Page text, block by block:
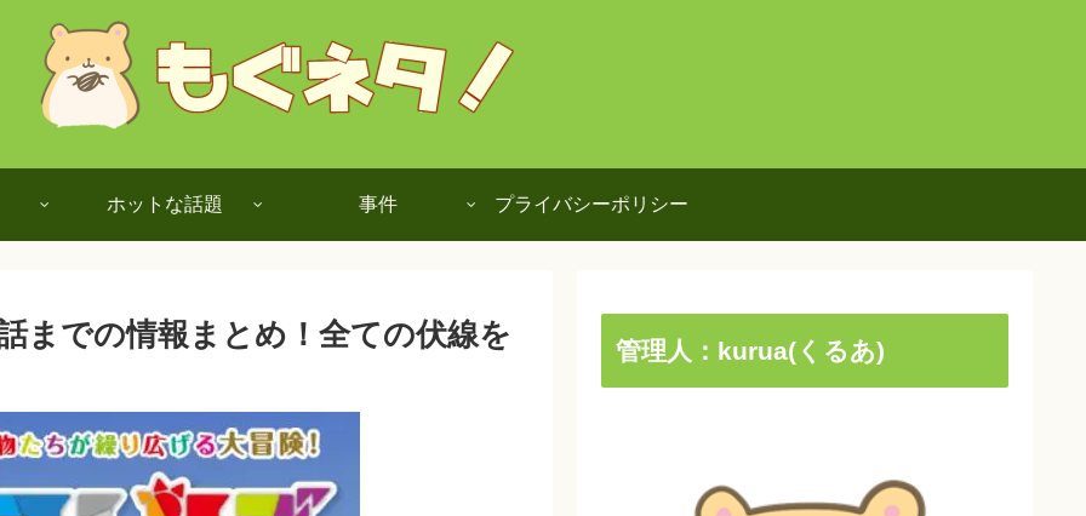
ホットな話題 事件 プライバシーポリシー
までの情報まとめ！全ての伏線を 管理人：kurua(くるあ)